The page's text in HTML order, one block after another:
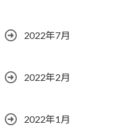
2022年7月
2022年2月
2022年1月